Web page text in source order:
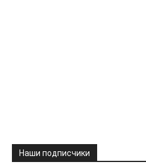
Наши подписчики